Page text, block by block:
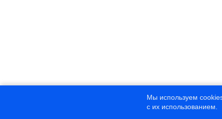
Мы используем
с их использованием.